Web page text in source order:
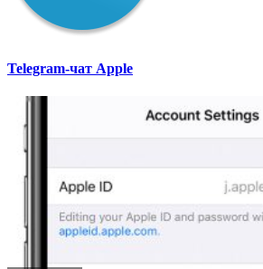
Telegram-чат Apple